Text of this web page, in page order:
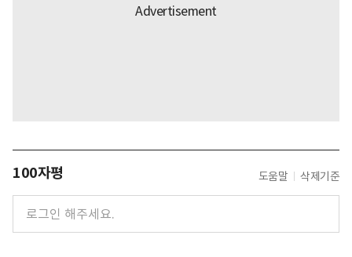
100자평 도움말 삭제기준